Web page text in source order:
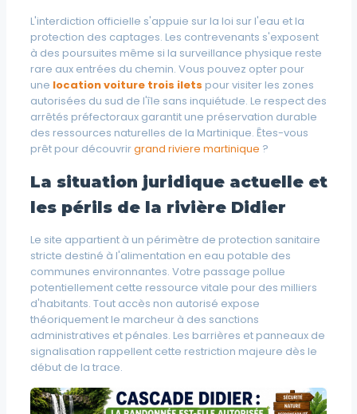
L'interdiction officielle s'appuie sur la loi sur l'eau et la
protection des captages. Les contrevenants s'exposent
à des poursuites même si la surveillance physique reste
rare aux entrées du chemin. Vous pouvez opter pour
une location voiture trois ilets pour visiter les zones
autorisées du sud de l'île sans inquiétude. Le respect des
arrêtés préfectoraux garantit une préservation durable
des ressources naturelles de la Martinique. Êtes-vous
prêt pour découvrirgrand riviere martinique ?
La situation juridique actuelle et
les périls de la rivière Didier
Le site appartient à un périmètre de protection sanitaire
stricte destiné à l'alimentation en eau potable des
communes environnantes. Votre passage pollue
potentiellement cette ressource vitale pour des milliers
d'habitants. Tout accès non autorisé expose
théoriquement le marcheur à des sanctions
administratives et pénales. Les barrières et panneaux de
signalisation rappellent cette restriction majeure dès le
début de la trace.